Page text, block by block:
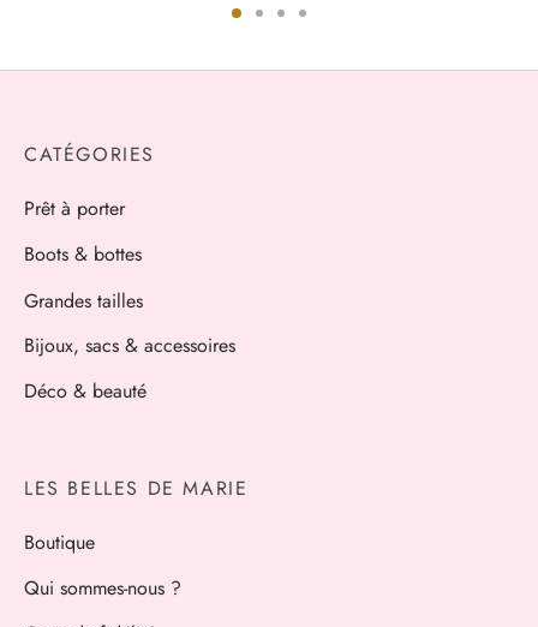
CATÉGORIES
Prêt à porter
Boots & bottes
Grandes tailles
Bijoux, sacs & accessoires
Déco & beauté
LES BELLES DE MARIE
Boutique
Qui sommes-nous ?